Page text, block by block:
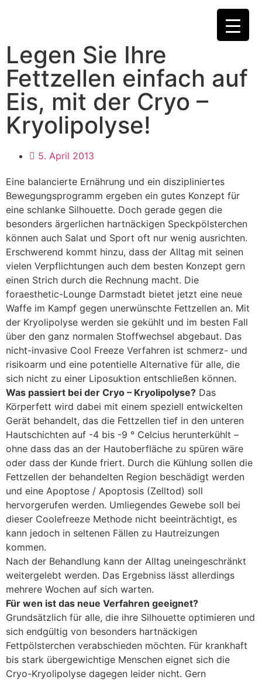
FÜR MEHR WOHLBEFINDEN- Jetzt Ihren
persönlichen Beratungstermin vereinbaren!
Legen Sie Ihre
Fettzellen einfach auf
Eis, mit der Cryo –
Kryolipolyse!
5. April 2013
Eine balancierte Ernährung und ein diszipliniertes
Bewegungsprogramm ergeben ein gutes Konzept für
eine schlanke Silhouette. Doch gerade gegen die
besonders ärgerlichen hartnäckigen Speckpölsterchen
können auch Salat und Sport oft nur wenig ausrichten.
Erschwerend kommt hinzu, dass der Alltag mit seinen
vielen Verpflichtungen auch dem besten Konzept gern
einen Strich durch die Rechnung macht. Die
foraesthetic-Lounge Darmstadt bietet jetzt eine neue
Waffe im Kampf gegen unerwünschte Fettzellen an. Mit
der Kryolipolyse werden sie gekühlt und im besten Fall
über den ganz normalen Stoffwechsel abgebaut. Das
nicht-invasive Cool Freeze Verfahren ist schmerz- und
risikoarm und eine potentielle Alternative für alle, die
sich nicht zu einer Liposuktion entschließen können.
Was passiert bei der Cryo – Kryolipolyse? Das
Körperfett wird dabei mit einem speziell entwickelten
Gerät behandelt, das die Fettzellen tief in den unteren
Hautschichten auf -4 bis -9 ° Celcius herunterkühlt –
ohne dass das an der Hautoberfläche zu spüren wäre
oder dass der Kunde friert. Durch die Kühlung sollen die
Fettzellen der behandelten Region beschädigt werden
und eine Apoptose / Apoptosis (Zelltod) soll
hervorgerufen werden. Umliegendes Gewebe soll bei
dieser Coolefreeze Methode nicht beeinträchtigt, es
kann jedoch in seltenen Fällen zu Hautreizungen
kommen.
Nach der Behandlung kann der Alltag uneingeschränkt
weitergelebt werden. Das Ergebniss lässt allerdings
mehrere Wochen auf sich warten.
Für wen ist das neue Verfahren geeignet?
Grundsätzlich für alle, die ihre Silhouette optimieren und
sich endgültig von besonders hartnäckigen
Fettpölsterchen verabschieden möchten. Für krankhaft
bis stark übergewichtige Menschen eignet sich die
Cryo-Kryolipolyse dagegen leider nicht. Gern